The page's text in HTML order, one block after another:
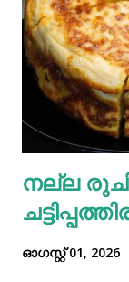
നല്ല
ഓഗസ്റ്റ് 01, 2026